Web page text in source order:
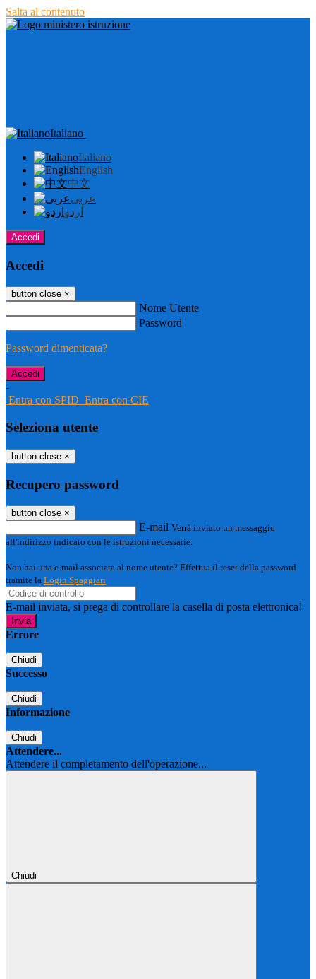
Salta al contenuto
Italiano
Italiano
English
中文
عربى
اردو
Accedi
Accedi
button close ×
Nome Utente
Password
Password dimenticata?
-
Entra con SPID Entra con CIE
Seleziona utente
button close ×
Recupero password
button close ×
E-mail Verrà inviato un messaggio
all'indirizzo indicato con le istruzioni necessarie.
Non hai una e-mail associata al nome utente? Effettua il reset della password
tramite la Login Spaggiari
E-mail inviata, si prega di controllare la casella di posta elettronica!
Errore
Chiudi
Successo
Chiudi
Informazione
Chiudi
Attendere...
Attendere il completamento dell'operazione...
Chiudi